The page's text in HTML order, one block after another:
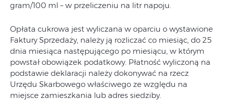
gram/100 ml – w przeliczeniu na litr napoju.
Opłata cukrowa jest wyliczana w oparciu o wystawione
Faktury Sprzedaży, należy ją rozliczać co miesiąc, do 25
dnia miesiąca następującego po miesiącu, w którym
powstał obowiązek podatkowy. Płatność wyliczoną na
podstawie deklaracji należy dokonywać na rzecz
Urzędu Skarbowego właściwego ze względu na
miejsce zamieszkania lub adres siedziby.